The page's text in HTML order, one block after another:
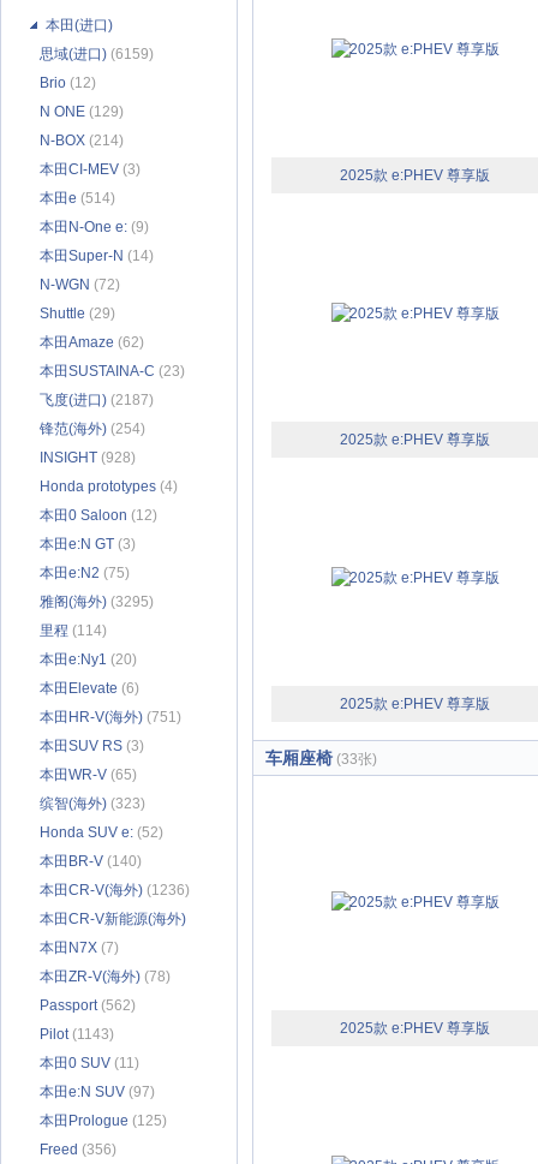
本田(进口)
思域(进口) (6159)
Brio (12)
N ONE (129)
N-BOX (214)
本田CI-MEV (3)
本田e (514)
本田N-One e: (9)
本田Super-N (14)
N-WGN (72)
Shuttle (29)
本田Amaze (62)
本田SUSTAINA-C (23)
飞度(进口) (2187)
锋范(海外) (254)
INSIGHT (928)
Honda prototypes (4)
本田0 Saloon (12)
本田e:N GT (3)
本田e:N2 (75)
雅阁(海外) (3295)
里程 (114)
本田e:Ny1 (20)
本田Elevate (6)
本田HR-V(海外) (751)
本田SUV RS (3)
本田WR-V (65)
缤智(海外) (323)
Honda SUV e: (52)
本田BR-V (140)
本田CR-V(海外) (1236)
本田CR-V新能源(海外)
(31)
本田N7X (7)
本田ZR-V(海外) (78)
Passport(562)
Pilot(1143)
本田0 SUV (11)
本田e:N SUV (97)
本田Prologue (125)
Freed (356)
2025款 e:PHEV 尊享版
2025款 e:PHEV 尊享版
2025款 e:PHEV 尊享版
车厢座椅 (33张)
2025款 e:PHEV 尊享版